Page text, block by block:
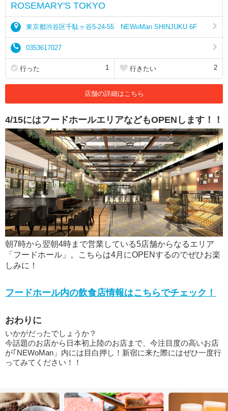
ROSEMARY'S TOKYO
東京都渋谷区千駄ヶ谷5-24-55 NEWoMan SHINJUKU 6F
0353617027
行った 1 行きたい 2
店舗の詳細はこちら
4/15にはフードホールエリアなどもOPENします！！
朝7時から翌朝4時まで営業している5店舗からなるエリア
「フードホール」。こちらは4月にOPENするのでぜひお楽
しみに！
フードホール内の飲食店情報はこちらでチェック！
おわりに
いかがだったでしょうか？
今話題のお店から日本初上陸のお店まで、今注目度の高いお店
が｢NEWoMan」内には目白押し！新宿に来た際にはぜひ一度行
ってみてください！！